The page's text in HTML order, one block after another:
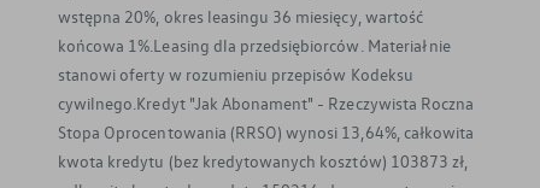
wstępna 20%, okres leasingu 36 miesięcy, wartość
końcowa 1%.Leasing dla przedsiębiorców. Materiał nie
stanowi oferty w rozumieniu przepisów Kodeksu
cywilnego.Kredyt "Jak Abonament" - Rzeczywista Roczna
Stopa Oprocentowania (RRSO) wynosi 13,64%, całkowita
kwota kredytu (bez kredytowanych kosztów) 103873 zł,